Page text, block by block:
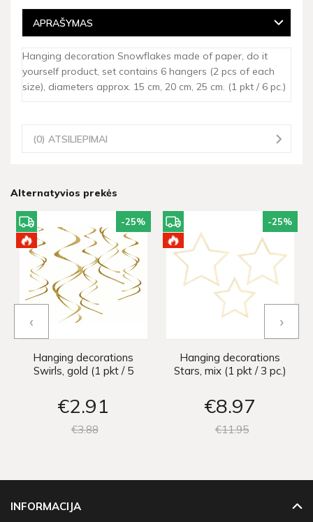
APRAŠYMAS
Hanging decoration Snowflakes made of paper, do it
yourself product, set contains 6 hangers (2 pcs of each
size), diameters approx. 15 cm, 20 cm, 25 cm. (1 pkt / 6 pc.)
(0) ATSILIEPIMAI
Alternatyvios prekės
-25%
Hanging decorations
Swirls, gold (1 pkt / 5
€2 91
€388
-25%
Hanging decorations
Stars, mix (1 pkt / 3 pc.)
€8 97
€1195
‹ ›
INFORMACIJA